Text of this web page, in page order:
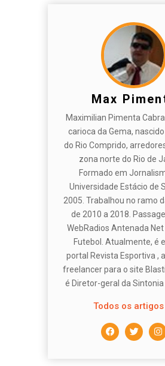
Max
Maximilian Pimenta
carioca da Gema,
do Rio Comprido,
zona norte do Rio de
Formado em
Universidade Estácio de
2005. Trabalhou no ramo
de 2010 a 2018.
WebRadios Antenada
Futebol. Atualmente, é
portal Revista Esportiva ,
freelancer para o site
é Diretor-geral da Sintonia
Todos os